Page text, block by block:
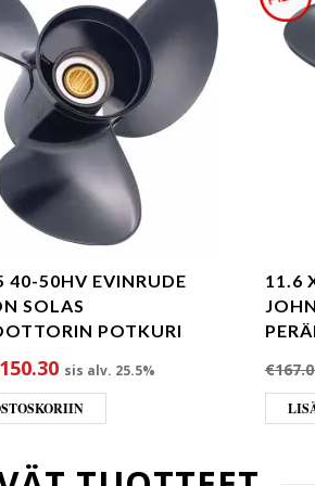
40-50HV EVINRUDE
SOLAS
POTKURI
hinta oli: €167.00.
150.30Nykyinen hinta on:
sis alv. 25.5%
11.6
€